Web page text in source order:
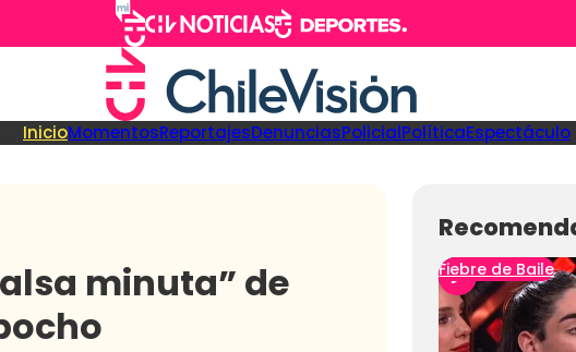
InicioMomentosReportajesDenunciasPolicialPolíticaEspectáculo
minuta” de
Fiebre de Baile